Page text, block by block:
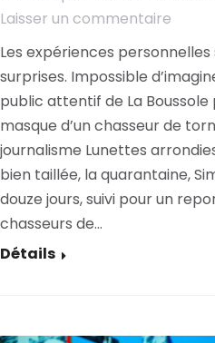
Laisser un commentaire
Les expériences
surprises. Impossible
public attentif de La
masque d’un chasseur de
journalisme Lunettes
bien taillée, la quarantaine,
douze jours, suivi pour un
chasseurs de…
Détails